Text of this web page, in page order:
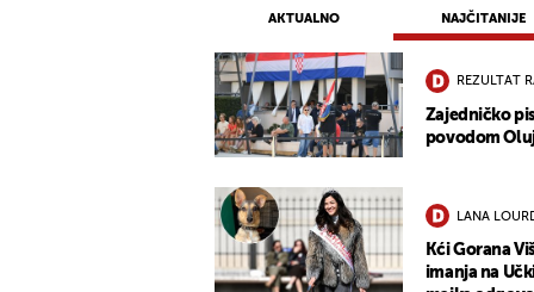
AKTUALNO NAJČITANIJE
REZULTAT
Zajedničko
povodom
LANA
Kći Gorana
imanja na